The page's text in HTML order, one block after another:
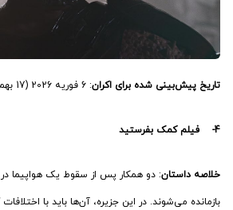
تاریخ پیش‌بینی شده برای اکران: 6 فوریه 2026 (17 بهمن 1404)
4- فیلم کمک بفرستید
خلاصه داستان: دو همکار پس از سقوط یک هواپیما در
بازمانده می‌شوند. در این جزیره، آن‌ها باید با